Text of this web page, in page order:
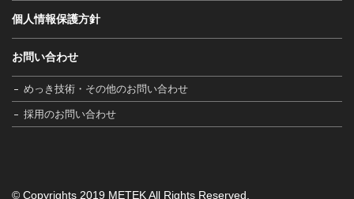
個人情報保護方針
お問い合わせ
めっき技術・その他のお問い合わせ
採用のお問い合わせ
© Copyrights 2019 METEK All Rights Reserved.